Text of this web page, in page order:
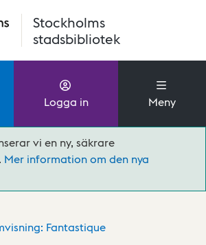
Stockholms
stadsbibliotek
Logga in Meny
vi en ny, säkrare
Mer information om den nya
Fantastique